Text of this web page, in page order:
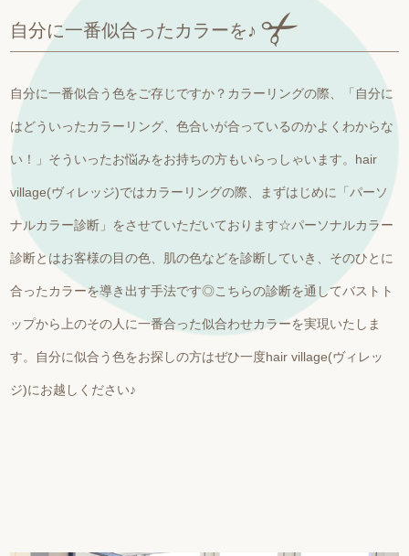
自分に一番似合ったカラーを♪
自分に一番似合う色をご存じですか？カラーリングの際、「自分に
はどういったカラーリング、色合いが合っているのかよくわからな
い！」そういったお悩みをお持ちの方もいらっしゃいます。hair
village(ヴィレッジ)ではカラーリングの際、まずはじめに「パーソ
ナルカラー診断」をさせていただいております☆パーソナルカラー
診断とはお客様の目の色、肌の色などを診断していき、そのひとに
合ったカラーを導き出す手法です◎こちらの診断を通してバストト
ップから上のその人に一番合った似合わせカラーを実現いたしま
す。自分に似合う色をお探しの方はぜひ一度hair village(ヴィレッ
ジ)にお越しください♪